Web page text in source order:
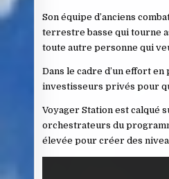
Son équipe d’anciens
terrestre basse qui tourne
toute autre personne qui
Dans le cadre d’un effort
investisseurs privés pour
Voyager Station est calqué
orchestrateurs du
élevée pour créer des